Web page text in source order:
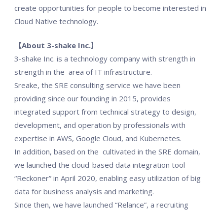
create opportunities for people to become interested in
Cloud Native technology.
【About 3-shake Inc.】
3-shake Inc. is a technology company with strength in
strength in the area of IT infrastructure.
Sreake, the SRE consulting service we have been
providing since our founding in 2015, provides
integrated support from technical strategy to design,
development, and operation by professionals with
expertise in AWS, Google Cloud, and Kubernetes.
In addition, based on the cultivated in the SRE domain,
we launched the cloud-based data integration tool
“Reckoner” in April 2020, enabling easy utilization of big
data for business analysis and marketing.
Since then, we have launched “Relance”, a recruiting